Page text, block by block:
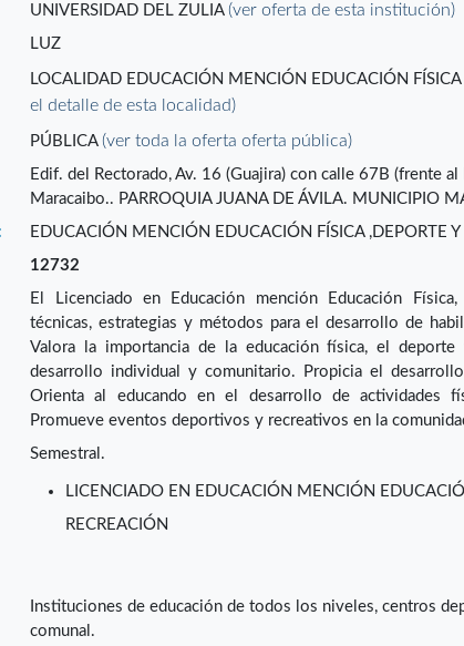
UNIVERSIDAD DEL ZULIA(ver oferta de esta institución)
LUZ
LOCALIDAD EDUCACIÓN MENCIÓN EDUCACIÓN
el detalle de esta localidad)
PÚBLICA(ver toda la oferta oferta pública)
Edif. del Rectorado, Av. 16 (Guajira) con calle 67B (frente
Maracaibo.. PARROQUIA JUANA DE ÁVILA. MUNICIPIO
EDUCACIÓN MENCIÓN EDUCACIÓN FÍSICA ,DEPORTE Y
12732
El Licenciado en Educación mención Educación
técnicas, estrategias y métodos para el desarrollo de
Valora la importancia de la educación física, el
desarrollo individual y comunitario. Propicia el
Orienta al educando en el desarrollo de actividades
Promueve eventos deportivos y recreativos en la
Semestral.
LICENCIADO EN EDUCACIÓN MENCIÓN
RECREACIÓN
Instituciones de educación de todos los niveles, centros
comunal.